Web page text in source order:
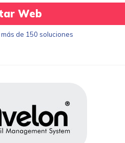
Web
de 150 soluciones